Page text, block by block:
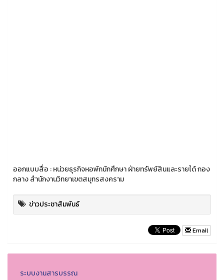
ออกแบบสื่อ : หน่วยธุรกิจหอพักนักศึกษา ฝ่ายทรัพย์สินและรายได้ กอง
กลาง สำนักงานวิทยาเขตสมุทรสงคราม
ข่าวประชาสัมพันธ์
Email
ระบบงานสารบรรณ